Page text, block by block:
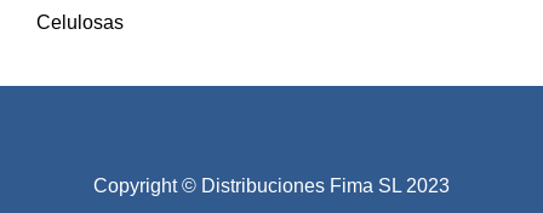
Celulosas
Copyright © Distribuciones Fima SL 2023